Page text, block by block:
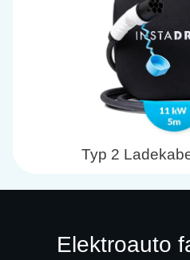
Typ 2
Elektroauto